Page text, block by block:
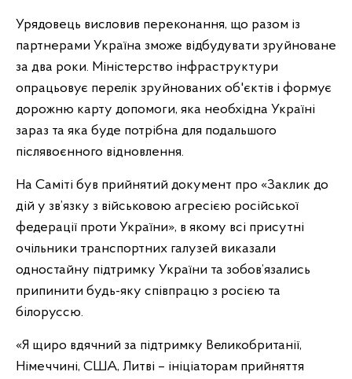
Урядовець висловив переконання, що разом із
партнерами Україна зможе відбудувати зруйноване
за два роки. Міністерство інфраструктури
опрацьовує перелік зруйнованих об'єктів і формує
дорожню карту допомоги, яка необхідна Україні
зараз та яка буде потрібна для подальшого
післявоєнного відновлення.
На Саміті був прийнятий документ про «Заклик до
дій у зв’язку з військовою агресією російської
федерації проти України», в якому всі присутні
очільники транспортних галузей виказали
одностайну підтримку України та зобов’язались
припинити будь-яку співпрацю з росією та
білоруссю.
«Я щиро вдячний за підтримку Великобританії,
Німеччині, США, Литві – ініціаторам прийняття